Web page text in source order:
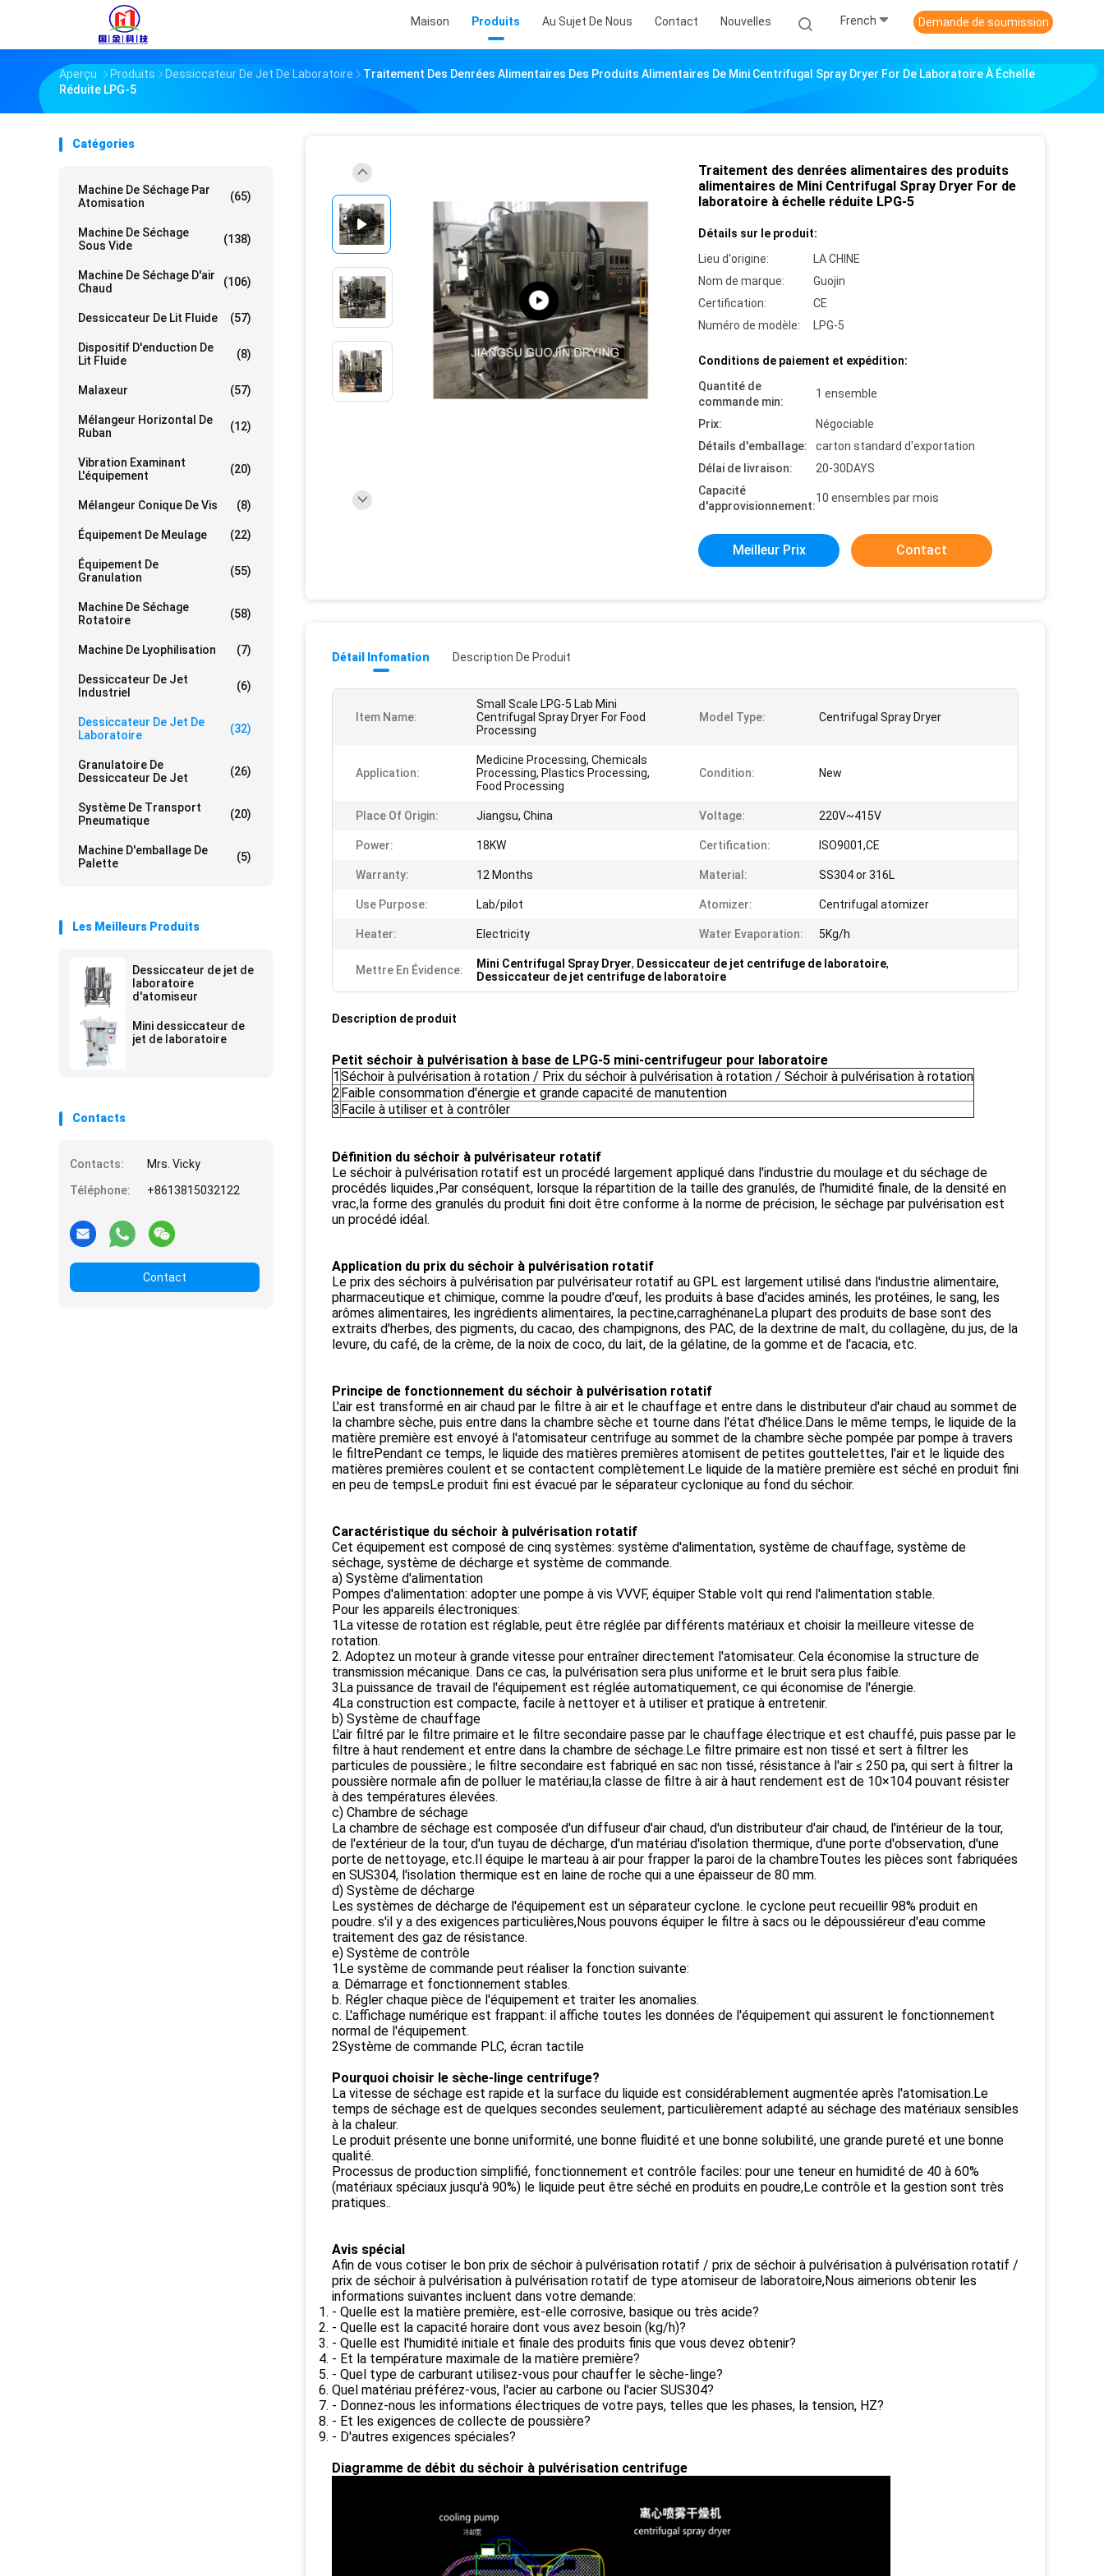
Maison Produits Au Sujet De Nous Contact Nouvelles French Demande de soumission
Aperçu Produits Dessiccateur De Jet De Laboratoire
Traitement Des Denrées Alimentaires Des Produits Alimentaires De Mini Centrifugal Spray Dryer For De Laboratoire À Échelle
Réduite LPG-5
Catégories
Machine De Séchage Par
Atomisation
(65)
Machine De Séchage
Sous Vide
(138)
Machine De Séchage D'air
Chaud
(106)
Dessiccateur De Lit Fluide (57)
Dispositif D'enduction De
Lit Fluide
(8)
Malaxeur (57)
Mélangeur Horizontal De
Ruban
(12)
Vibration Examinant
L'équipement
(20)
Mélangeur Conique De Vis (8)
Équipement De Meulage (22)
Équipement De
Granulation
(55)
Machine De Séchage
Rotatoire
(58)
Machine De Lyophilisation (7)
Dessiccateur De Jet
Industriel
(6)
Dessiccateur De Jet De
Laboratoire
(32)
Granulatoire De
Dessiccateur De Jet
(26)
Système De Transport
Pneumatique
(20)
Machine D'emballage De
Palette
(5)
Les Meilleurs Produits
Dessiccateur de jet de
laboratoire
d'atomiseur
Mini dessiccateur de
jet de laboratoire
Contacts
Contacts:
Mrs. Vicky
Téléphone:
+8613815032122
Contact
Traitement des denrées alimentaires des produits
alimentaires de Mini Centrifugal Spray Dryer For de
laboratoire à échelle réduite LPG-5
Détails sur le produit:
Lieu d'origine:
LA CHINE
Nom de marque:
Guojin
Certification:
CE
Numéro de modèle:
LPG-5
Conditions de paiement et expédition:
Quantité de
commande min:
1 ensemble
Prix:
Négociable
Détails d'emballage:
carton standard d'exportation
Délai de livraison:
20-30DAYS
Capacité
d'approvisionnement:
10 ensembles par mois
Meilleur Prix Contact
Détail Infomation Description De Produit
Item Name:
Small Scale LPG-5 Lab Mini
Centrifugal Spray Dryer For Food
Processing
Model Type: Centrifugal Spray Dryer
Application:
Medicine Processing, Chemicals
Processing, Plastics Processing,
Food Processing
Condition: New
Place Of Origin: Jiangsu, China Voltage: 220V~415V
Power: 18KW Certification: ISO9001,CE
Warranty: 12 Months Material: SS304 or 316L
Use Purpose: Lab/pilot Atomizer: Centrifugal atomizer
Heater: Electricity Water Evaporation: 5Kg/h
Mettre En Évidence: Mini Centrifugal Spray Dryer, Dessiccateur de jet centrifuge de laboratoire,
Dessiccateur de jet centrifuge de laboratoire
Description de produit
Petit séchoir à pulvérisation à base de LPG-5 mini-centrifugeur pour laboratoire
1Séchoir à pulvérisation à rotation / Prix du séchoir à pulvérisation à rotation / Séchoir à pulvérisation à rotation
2Faible consommation d'énergie et grande capacité de manutention
3 Facile à utiliser et à contrôler
Définition du séchoir à pulvérisateur rotatif
Le séchoir à pulvérisation rotatif est un procédé largement appliqué dans l'industrie du moulage et du séchage de
procédés liquides.,Par conséquent, lorsque la répartition de la taille des granulés, de l'humidité finale, de la densité en
vrac,la forme des granulés du produit fini doit être conforme à la norme de précision, le séchage par pulvérisation est
un procédé idéal.
Application du prix du séchoir à pulvérisation rotatif
Le prix des séchoirs à pulvérisation par pulvérisateur rotatif au GPL est largement utilisé dans l'industrie alimentaire,
pharmaceutique et chimique, comme la poudre d'œuf, les produits à base d'acides aminés, les protéines, le sang, les
arômes alimentaires, les ingrédients alimentaires, la pectine,carraghénaneLa plupart des produits de base sont des
extraits d'herbes, des pigments, du cacao, des champignons, des PAC, de la dextrine de malt, du collagène, du jus, de la
levure, du café, de la crème, de la noix de coco, du lait, de la gélatine, de la gomme et de l'acacia, etc.
Principe de fonctionnement du séchoir à pulvérisation rotatif
L'air est transformé en air chaud par le filtre à air et le chauffage et entre dans le distributeur d'air chaud au sommet de
la chambre sèche, puis entre dans la chambre sèche et tourne dans l'état d'hélice.Dans le même temps, le liquide de la
matière première est envoyé à l'atomisateur centrifuge au sommet de la chambre sèche pompée par pompe à travers
le filtrePendant ce temps, le liquide des matières premières atomisent de petites gouttelettes, l'air et le liquide des
matières premières coulent et se contactent complètement.Le liquide de la matière première est séché en produit fini
en peu de tempsLe produit fini est évacué par le séparateur cyclonique au fond du séchoir.
Caractéristique du séchoir à pulvérisation rotatif
Cet équipement est composé de cinq systèmes: système d'alimentation, système de chauffage, système de
séchage, système de décharge et système de commande.
a) Système d'alimentation
Pompes d'alimentation: adopter une pompe à vis VVVF, équiper Stable volt qui rend l'alimentation stable.
Pour les appareils électroniques:
1La vitesse de rotation est réglable, peut être réglée par différents matériaux et choisir la meilleure vitesse de
rotation.
2. Adoptez un moteur à grande vitesse pour entraîner directement l'atomisateur. Cela économise la structure de
transmission mécanique. Dans ce cas, la pulvérisation sera plus uniforme et le bruit sera plus faible.
3La puissance de travail de l'équipement est réglée automatiquement, ce qui économise de l'énergie.
4La construction est compacte, facile à nettoyer et à utiliser et pratique à entretenir.
b) Système de chauffage
L'air filtré par le filtre primaire et le filtre secondaire passe par le chauffage électrique et est chauffé, puis passe par le
filtre à haut rendement et entre dans la chambre de séchage.Le filtre primaire est non tissé et sert à filtrer les
particules de poussière.; le filtre secondaire est fabriqué en sac non tissé, résistance à l'air ≤ 250 pa, qui sert à filtrer la
poussière normale afin de polluer le matériau;la classe de filtre à air à haut rendement est de 10×104 pouvant résister
à des températures élevées.
c) Chambre de séchage
La chambre de séchage est composée d'un diffuseur d'air chaud, d'un distributeur d'air chaud, de l'intérieur de la tour,
de l'extérieur de la tour, d'un tuyau de décharge, d'un matériau d'isolation thermique, d'une porte d'observation, d'une
porte de nettoyage, etc.Il équipe le marteau à air pour frapper la paroi de la chambreToutes les pièces sont fabriquées
en SUS304, l'isolation thermique est en laine de roche qui a une épaisseur de 80 mm.
d) Système de décharge
Les systèmes de décharge de l'équipement est un séparateur cyclone. le cyclone peut recueillir 98% produit en
poudre. s'il y a des exigences particulières,Nous pouvons équiper le filtre à sacs ou le dépoussiéreur d'eau comme
traitement des gaz de résistance.
e) Système de contrôle
1Le système de commande peut réaliser la fonction suivante:
a. Démarrage et fonctionnement stables.
b. Régler chaque pièce de l'équipement et traiter les anomalies.
c. L'affichage numérique est frappant: il affiche toutes les données de l'équipement qui assurent le fonctionnement
normal de l'équipement.
2Système de commande PLC, écran tactile
Pourquoi choisir le sèche-linge centrifuge?
La vitesse de séchage est rapide et la surface du liquide est considérablement augmentée après l'atomisation.Le
temps de séchage est de quelques secondes seulement, particulièrement adapté au séchage des matériaux sensibles
à la chaleur.
Le produit présente une bonne uniformité, une bonne fluidité et une bonne solubilité, une grande pureté et une bonne
qualité.
Processus de production simplifié, fonctionnement et contrôle faciles: pour une teneur en humidité de 40 à 60%
(matériaux spéciaux jusqu'à 90%) le liquide peut être séché en produits en poudre,Le contrôle et la gestion sont très
pratiques..
Avis spécial
Afin de vous cotiser le bon prix de séchoir à pulvérisation rotatif / prix de séchoir à pulvérisation à pulvérisation rotatif /
prix de séchoir à pulvérisation à pulvérisation rotatif de type atomiseur de laboratoire,Nous aimerions obtenir les
informations suivantes incluent dans votre demande:
- Quelle est la matière première, est-elle corrosive, basique ou très acide?
- Quelle est la capacité horaire dont vous avez besoin (kg/h)?
- Quelle est l'humidité initiale et finale des produits finis que vous devez obtenir?
- Et la température maximale de la matière première?
- Quel type de carburant utilisez-vous pour chauffer le sèche-linge?
Quel matériau préférez-vous, l'acier au carbone ou l'acier SUS304?
- Donnez-nous les informations électriques de votre pays, telles que les phases, la tension, HZ?
- Et les exigences de collecte de poussière?
- D'autres exigences spéciales?
Diagramme de débit du séchoir à pulvérisation centrifuge